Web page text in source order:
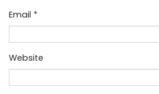
Email *
Website